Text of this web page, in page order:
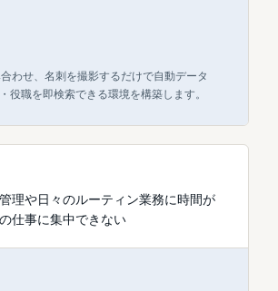
わせ、名刺を撮影するだけで自動データ
役職を即検索できる環境を構築します。
理や日々のルーティン業務に時間が
仕事に集中できない